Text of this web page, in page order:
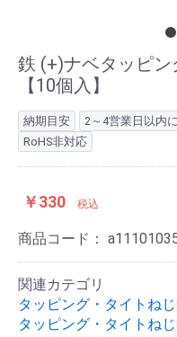
鉄 (+)ナベタッピン
【10個入】
納期目安
2～4営業日以内
RoHS非対応
￥330 税込
商品コード：
関連カテゴリ
タッピング・タイトね
タッピング・タイトね